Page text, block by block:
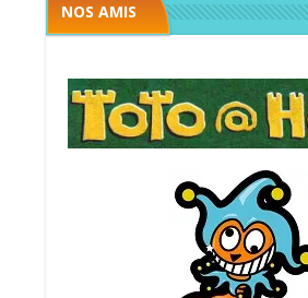
NOS AMIS